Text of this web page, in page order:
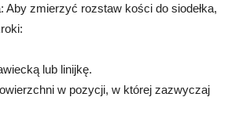
Aby zmierzyć rozstaw kości do siodełka,
lub linijkę.
w pozycji, w której zazwyczaj